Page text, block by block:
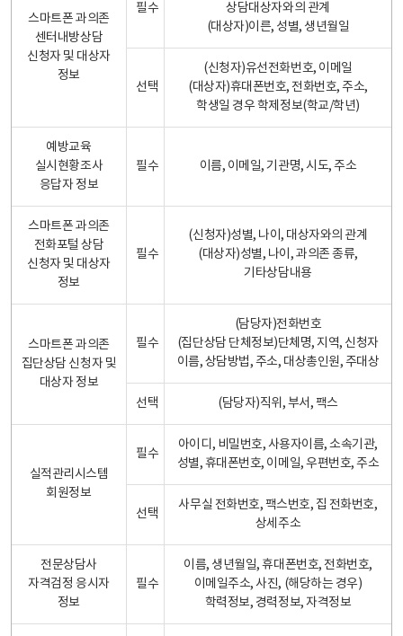
스마트폰 과의존
센터내방상담
신청자 및 대상자
정보
필수
상담대상자와의 관계
(대상자)이른, 성별, 생년월일
선택
(신청자)유선전화번호, 이메일
(대상자)휴대폰번호, 전화번호, 주소,
학생일 경우 학제정보(학교/학년)
예방교육
실시현황조사
응답자 정보
필수 이름, 이메일, 기관명, 시도, 주소
스마트폰 과의존
전화포털 상담
신청자 및 대상자
정보
필수
(신청자)성별, 나이, 대상자와의 관계
(대상자)성별, 나이, 과의존 종류,
기타상담내용
스마트폰 과의존
집단상담 신청자 및
대상자 정보
필수
(담당자)전화번호
(집단상담 단체정보)단체명, 지역, 신청자
이름, 상담방법, 주소, 대상총인원, 주대상
선택 (담당자)직위, 부서, 팩스
실적관리시스템
회원정보
필수
아이디, 비밀번호, 사용자이름, 소속기관,
성별, 휴대폰번호, 이메일, 우편번호, 주소
선택
사무실 전화번호, 팩스번호, 집 전화번호,
상세주소
전문상담사
자격검정 응시자
정보
필수
이름, 생년월일, 휴대폰번호, 전화번호,
이메일주소, 사진, (해당하는 경우)
학력정보, 경력정보, 자격정보